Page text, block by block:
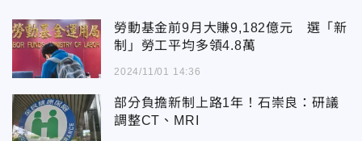
勞動基金前9月大賺9,182億元 選「新
制」勞工平均多領4.8萬
2024/11/01 14:36
部分負擔新制上路1年！石崇良：研議
調整CT、MRI